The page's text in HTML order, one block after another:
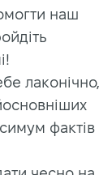
наш
лаконічно,
фактів